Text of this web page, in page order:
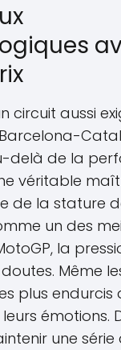
circuit aussi
delà de la
véritable
de la stature
un des
la
Même
plus endurcis
émotions.
une série